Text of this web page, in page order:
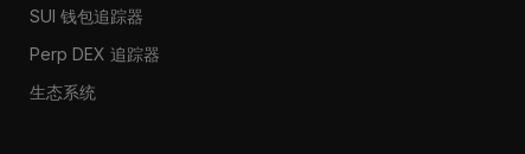
SUI 钱包追踪器
Perp DEX 追踪器
生态系统